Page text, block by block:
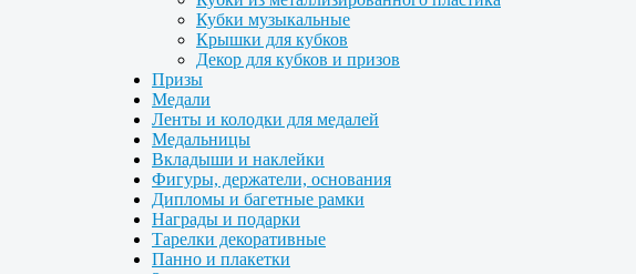
Кубки музыкальные
Крышки для кубков
Декор для кубков и призов
Призы
Медали
Ленты и колодки для медалей
Медальницы
Вкладыши и наклейки
Фигуры, держатели, основания
Дипломы и багетные рамки
Награды и подарки
Тарелки декоративные
Панно и плакетки